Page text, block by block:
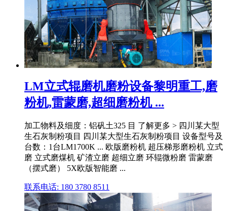
LM立式辊磨机磨粉设备黎明重工,磨
粉机,雷蒙磨,超细磨粉机 ...
加工物料及细度：铝矾土325 目 了解更多 > 四川某大型
生石灰制粉项目 四川某大型生石灰制粉项目 设备型号及
台数：1台LM1700K ... 欧版磨粉机 超压梯形磨粉机 立式
磨 立式磨煤机 矿渣立磨 超细立磨 环辊微粉磨 雷蒙磨
（摆式磨） 5X欧版智能磨 ...
联系电话: 180 3780 8511